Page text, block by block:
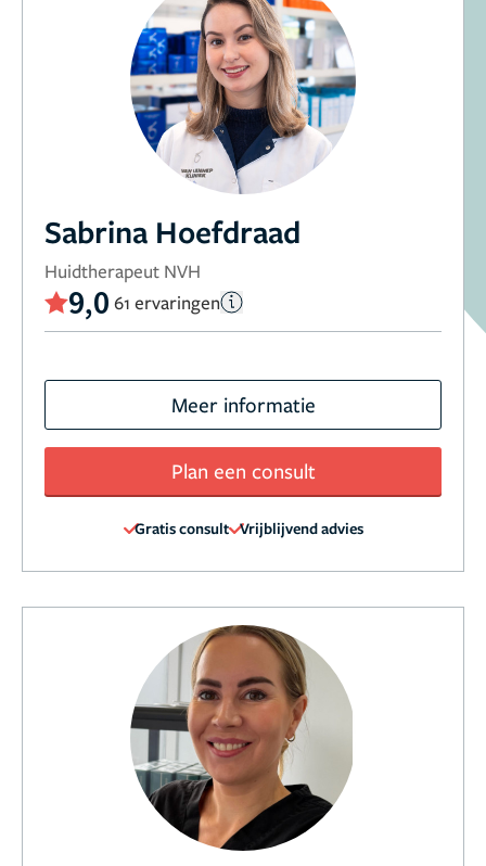
Sabrina Hoefdraad
Huidtherapeut NVH
9,0 61 ervaringen
Meer informatie
Plan een consult
Gratis consult Vrijblijvend advies